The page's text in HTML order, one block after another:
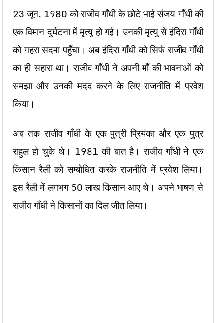
23 जून, 1980 को राजीव गाँधी के छोटे भाई संजय गाँधी की
एक विमान दुर्घटना में मृत्यु हो गई। उनकी मृत्यु से इंदिरा गाँधी
को गहरा सदमा पहुँचा। अब इंदिरा गाँधी को सिर्फ राजीव गाँधी
का ही सहारा था। राजीव गाँधी ने अपनी माँ की भावनाओं को
समझा और उनकी मदद करने के लिए राजनीति में प्रवेश
किया।
अब तक राजीव गाँधी के एक पुत्री प्रियंका और एक पुत्र
राहुल हो चुके थे। 1981 की बात है। राजीव गाँधी ने एक
किसान रैली को सम्बोधित करके राजनीति में प्रवेश लिया।
इस रैली में लगभग 50 लाख किसान आए थे। अपने भाषण से
राजीव गाँधी ने किसानों का दिल जीत लिया।